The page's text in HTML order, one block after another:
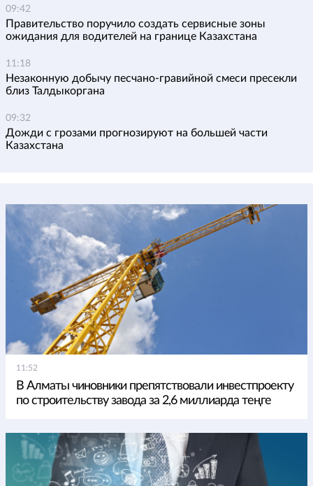
09:42
Правительство поручило создать сервисные зоны
ожидания для водителей на границе Казахстана
11:18
Незаконную добычу песчано-гравийной смеси пресекли
близ Талдыкоргана
09:32
Дожди с грозами прогнозируют на большей части
Казахстана
11:52
В Алматы чиновники препятствовали инвестпроекту
по строительству завода за 2,6 миллиарда теңге